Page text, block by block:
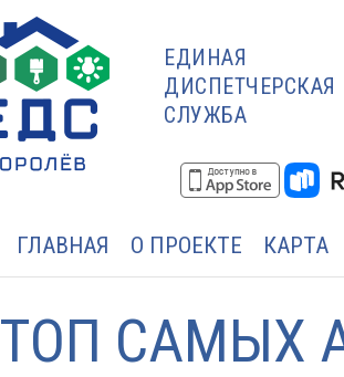
ЕДИНАЯ
ДИСПЕТЧЕРСКАЯ
СЛУЖБА
ГЛАВНАЯ О ПРОЕКТЕ КАРТА
ТОП САМЫХ